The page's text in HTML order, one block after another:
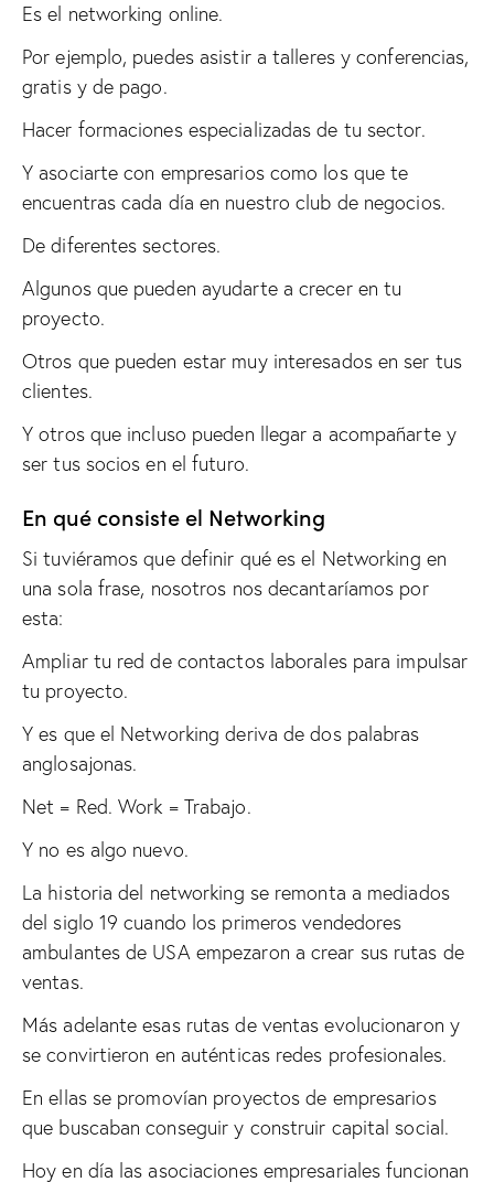
Es el networking online.
Por ejemplo, puedes asistir a talleres y conferencias,
gratis y de pago.
Hacer formaciones especializadas de tu sector.
Y asociarte con empresarios como los que te
encuentras cada día en nuestro club de negocios.
De diferentes sectores.
Algunos que pueden ayudarte a crecer en tu
proyecto.
Otros que pueden estar muy interesados en ser tus
clientes.
Y otros que incluso pueden llegar a acompañarte y
ser tus socios en el futuro.
En qué consiste el Networking
Si tuviéramos que definir qué es el Networking en
una sola frase, nosotros nos decantaríamos por
esta:
Ampliar tu red de contactos laborales para impulsar
tu proyecto.
Y es que el Networking deriva de dos palabras
anglosajonas.
Net = Red. Work = Trabajo.
Y no es algo nuevo.
La historia del networking se remonta a mediados
del siglo 19 cuando los primeros vendedores
ambulantes de USA empezaron a crear sus rutas de
ventas.
Más adelante esas rutas de ventas evolucionaron y
se convirtieron en auténticas redes profesionales.
En ellas se promovían proyectos de empresarios
que buscaban conseguir y construir capital social.
Hoy en día las asociaciones empresariales funcionan